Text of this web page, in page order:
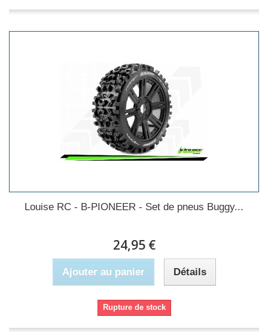
Louise RC - B-PIONEER - Set de pneus Buggy...
24,95 €
Ajouter au panier Détails
Rupture de stock